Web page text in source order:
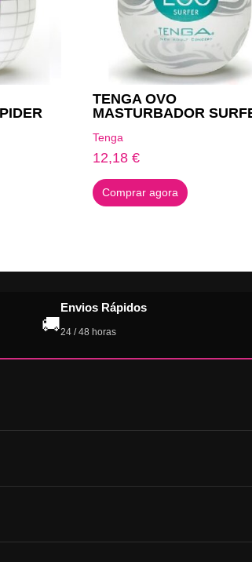
TENGA OVO
MASTURBADOR
Tenga
12,18€
Comprar agora
🚚
Envios Rápidos
24 / 48 horas